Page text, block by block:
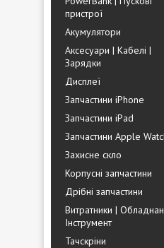
пристрої
Акумулятори
Аксесуари | Кабелі |
Зарядки
Дисплеї
Запчастини iPhone
Запчастини iPad
Запчастини Apple
Захисне скло
Корпусні запчастини
Дрібні запчастини
Витратники |
Інструмент
Тачскріни